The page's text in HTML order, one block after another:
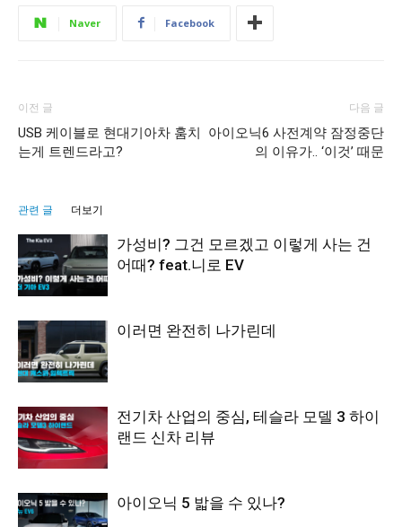
Naver Facebook
이전 글
USB 케이블로 현대기아차 훔치
는게 트렌드라고?
다음 글
아이오닉6 사전계약 잠정중단
의 이유가.. ‘이것’ 때문
관련 글 더보기
가성비? 그건 모르겠고 이렇게 사는 건
어때? feat.니로 EV
이러면 완전히 나가린데
전기차 산업의 중심, 테슬라 모델 3 하이
랜드 신차 리뷰
아이오닉 5 밟을 수 있나?